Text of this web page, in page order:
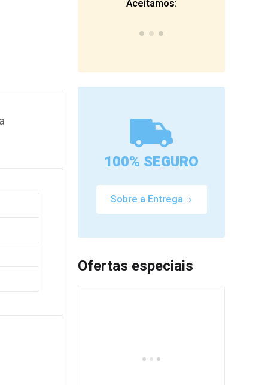
Aceitamos:
100% SEGURO
Sobre a Entrega
Ofertas especiais